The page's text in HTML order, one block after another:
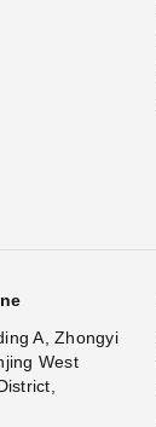
A, Zhongyi
West